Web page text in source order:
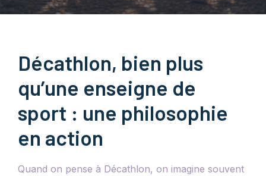
Décathlon, bien plus
qu’une enseigne de
sport : une philosophie
en action
Quand on pense à Décathlon, on imagine souvent